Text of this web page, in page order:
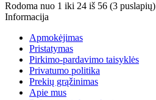
Rodoma nuo 1 iki 24 iš 56 (3 puslapių)
Informacija
Apmokėjimas
Pristatymas
Pirkimo-pardavimo taisyklės
Privatumo politika
Prekių grąžinimas
Apie mus